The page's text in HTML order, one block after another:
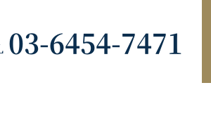
03-6454-7471